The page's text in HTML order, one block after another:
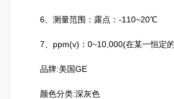
6、测量范围：露点：-110~20℃
7、ppm(v)：0~10,000(在某一恒定
品牌:美国GE
颜色分类:深灰色